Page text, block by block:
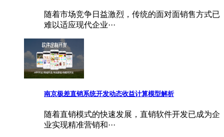
随着市场竞争日益激烈，传统的面对面销售方式已
难以适应现代企业···
南京极差直销系统开发动态收益计算模型解析
随着直销模式的快速发展，直销软件开发已成为企
业实现精准营销和···